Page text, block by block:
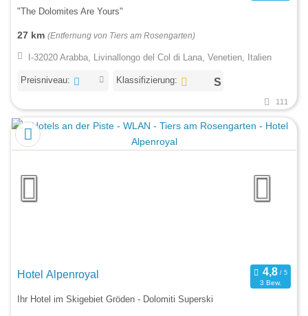
"The Dolomites Are Yours"
27 km (Entfernung von Tiers am Rosengarten)
I-32020 Arabba, Livinallongo del Col di Lana, Venetien, Italien
Preisniveau: Klassifizierung:
111
Hotel Alpenroyal
3 Bew.
Ihr Hotel im Skigebiet Gröden - Dolomiti Superski